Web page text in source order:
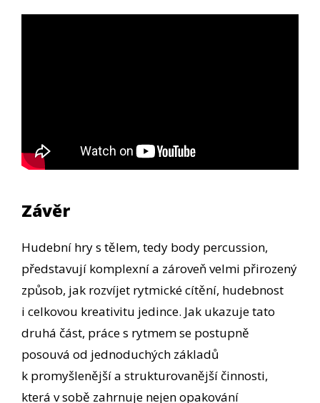
Závěr
Hudební hry s tělem, tedy body percussion,
představují komplexní a zároveň velmi přirozený
způsob, jak rozvíjet rytmické cítění, hudebnost
i celkovou kreativitu jedince. Jak ukazuje tato
druhá část, práce s rytmem se postupně
posouvá od jednoduchých základů
k promyšlenější a strukturovanější činnosti,
která v sobě zahrnuje nejen opakování